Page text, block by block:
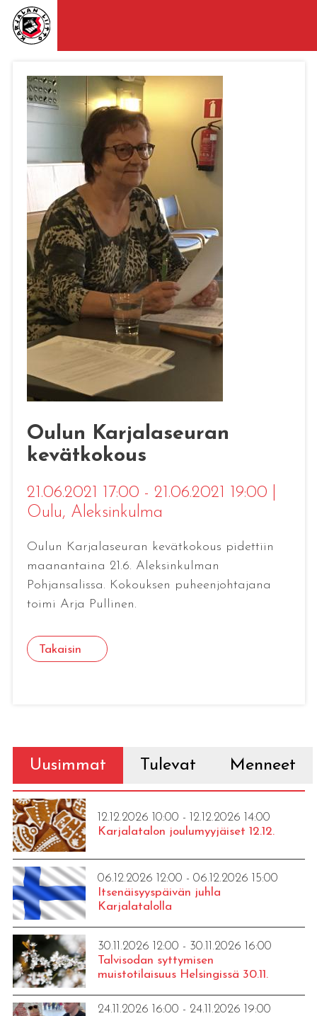
Oulun Karjalaseuran
kevätkokous
21.06.2021 17:00 - 21.06.2021 19:00
Oulu, Aleksinkulma
Oulun Karjalaseuran kevätkokous pidettiin
maanantaina 21.6. Aleksinkulman
Pohjansalissa. Kokouksen puheenjohtajana
toimi Arja Pullinen.
Takaisin
Uusimmat Tulevat Menneet
12.12.2026 10:00 - 12.12.2026 14:00
Karjalatalon joulumyyjäiset 12.12.
06.12.2026 12:00 - 06.12.2026 15:00
Itsenäisyyspäivän juhla
Karjalatalolla
30.11.2026 12:00 - 30.11.2026 16:00
Talvisodan syttymisen
muistotilaisuus Helsingissä 30.11.
24.11.2026 16:00 - 24.11.2026 19:00